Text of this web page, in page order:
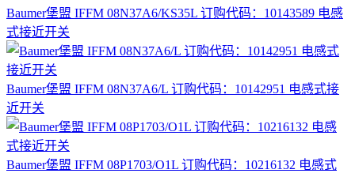
Baumer堡盟 IFFM 08N37A6/KS35L 订购代码：10143589 电感
式接近开关
Baumer堡盟 IFFM 08N37A6/L 订购代码：10142951 电感式接
近开关
Baumer堡盟 IFFM 08P1703/O1L 订购代码：10216132 电感式